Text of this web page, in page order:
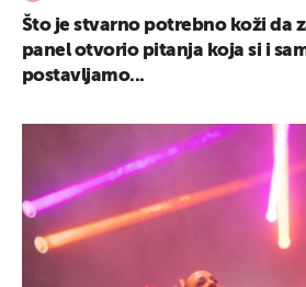
Što je stvarno potrebno koži da
panel otvorio pitanja koja si i
postavljamo...